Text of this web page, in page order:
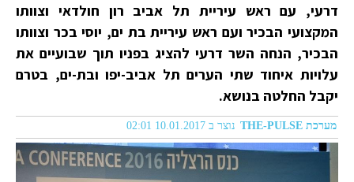
דרעי, עם ראש עיריית תל אביב רון חולדאי וצוותו
המקצועי הבכיר ועם ראש עיריית בת ים, יוסי בכר וצוותו
הבכיר, הנחה השר דרעי להציג בפניו תוך שבועיים את
עלויות איחוד שתי הערים תל אביב-יפו ובת-ים, בטרם
יקבל החלטה בנושא.
מערכת THE-PULSE נוצר ב 10.01.2017 02:01